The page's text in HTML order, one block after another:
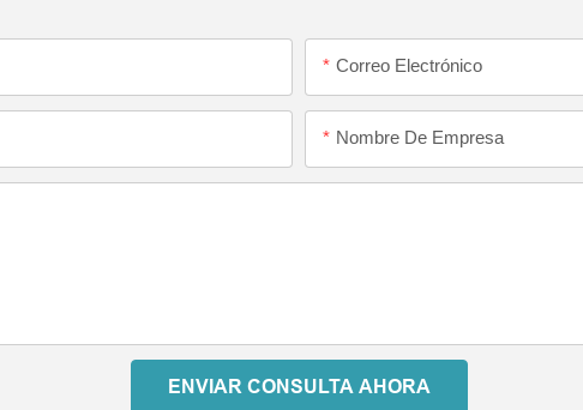
Correo Electrónico
Nombre De Empresa
ENVIAR CONSULTA AHORA